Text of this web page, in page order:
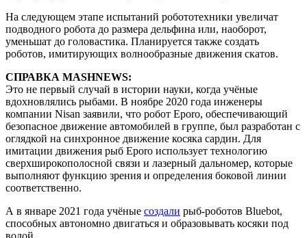
На следующем этапе испытаний робототехники увеличат
подводного робота до размера дельфина или, наоборот,
уменьшат до головастика. Планируется также создать
роботов, имитирующих волнообразные движения скатов.
СПРАВКА MASHNEWS:
Это не первый случай в истории науки, когда учёные
вдохновлялись рыбами. В ноябре 2020 года инженеры
компании Nisan заявили, что робот Eporo, обеспечивающий
безопасное движение автомобилей в группе, был разработан с
оглядкой на синхронное движение косяка сардин. Для
имитации движения рыб Eporo использует технологию
сверхширокополосной связи и лазерный дальномер, которые
выполняют функцию зрения и определения боковой линии
соответственно.
А в январе 2021 года учёные создали рыб-роботов Bluebot,
способных автономно двигаться и образовывать косяки под
водой.